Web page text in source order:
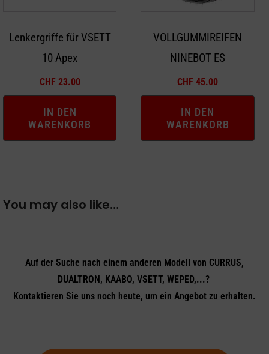
Lenkergriffe für VSETT
10 Apex
CHF 23.00
IN DEN
WARENKORB
VOLLGUMMIREIFEN
NINEBOT ES
CHF 45.00
IN DEN
WARENKORB
You may also like…
Auf der Suche nach einem anderen Modell von CURRUS,
DUALTRON, KAABO, VSETT, WEPED,...?
Kontaktieren Sie uns noch heute, um ein Angebot zu erhalten.